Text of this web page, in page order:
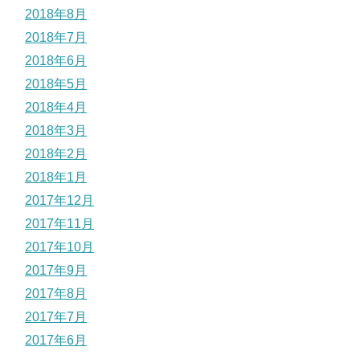
2018年8月
2018年7月
2018年6月
2018年5月
2018年4月
2018年3月
2018年2月
2018年1月
2017年12月
2017年11月
2017年10月
2017年9月
2017年8月
2017年7月
2017年6月